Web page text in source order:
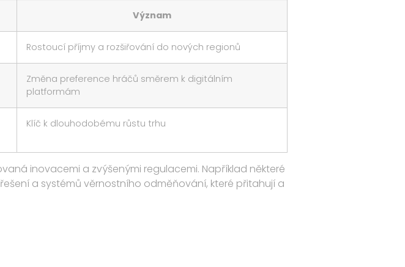
Význam
Rostoucí příjmy a rozšiřování do nových regionů
Změna preference hráčů směrem k digitálním
platformám
Klíč k dlouhodobému růstu trhu
inovacemi a zvýšenými regulacemi. Například některé
a systémů věrnostního odměňování, které přitahují a